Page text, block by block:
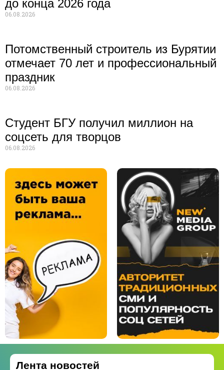
до конца 2026 года
06.08.2026
Потомственный строитель из Бурятии
отмечает 70 лет и профессиональный
праздник
06.08.2026
Студент БГУ получил миллион на
соцсеть для творцов
06.08.2026
Лента новостей